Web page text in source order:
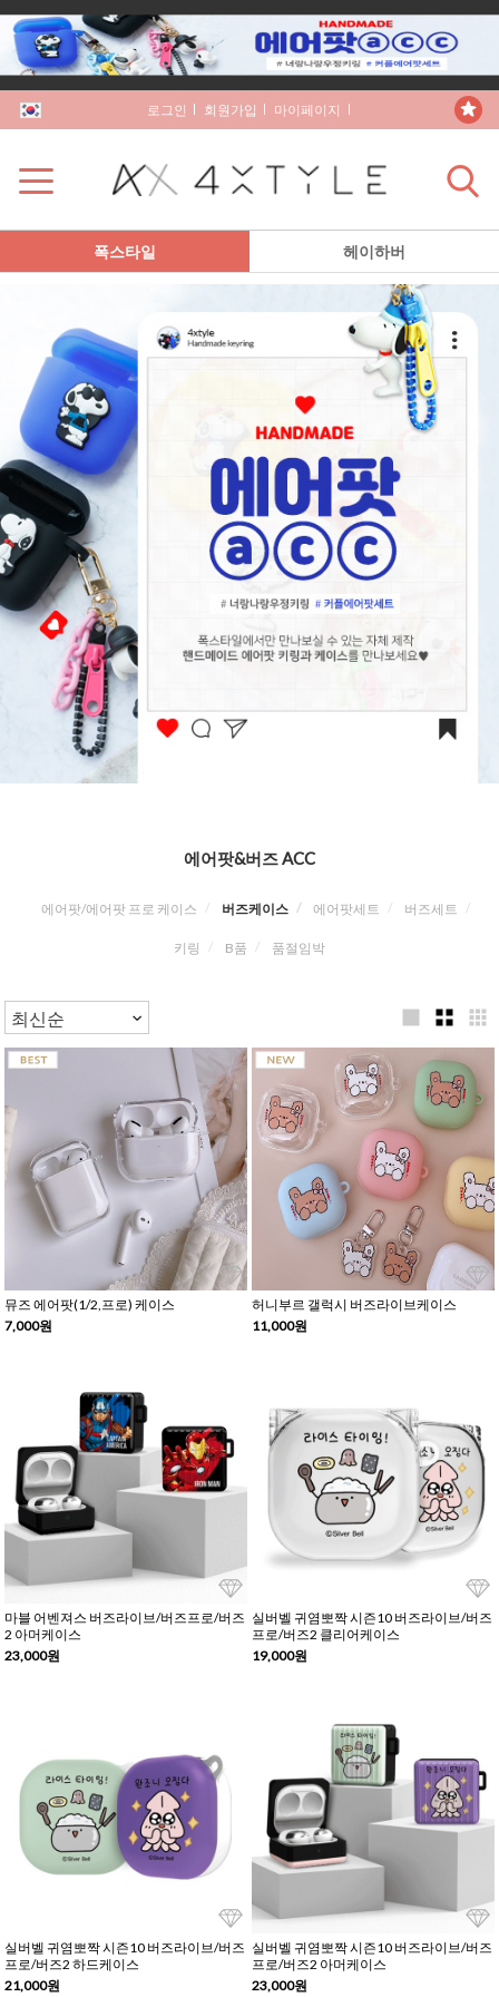
로그인 회원가입 마이페이지
폭스타일 헤이하버
에어팟&버즈 ACC
에어팟/에어팟 프로 케이스 버즈케이스 에어팟세트 버즈세트
키링 B품 품절임박
뮤즈 에어팟(1/2,프로) 케이스
7,000원
허니부르 갤럭시 버즈라이브케이스
11,000원
마블 어벤져스 버즈라이브/버즈프로/버즈
2 아머케이스
23,000원
실버벨 귀염뽀짝 시즌10 버즈라이브/버즈
프로/버즈2 클리어케이스
19,000원
실버벨 귀염뽀짝 시즌10 버즈라이브/버즈
프로/버즈2 하드케이스
21,000원
실버벨 귀염뽀짝 시즌10 버즈라이브/버즈
프로/버즈2 아머케이스
23,000원